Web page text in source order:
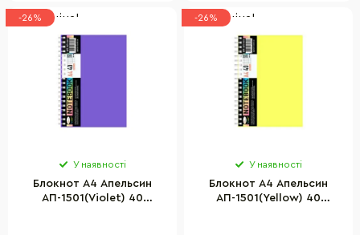
-26%
Низька ціна!
У наявності
Блокнот А4 Апельсин
АП-1501(Violet) 40
-26%
Низька ціна!
У наявності
Блокнот А4 Апельсин
АП-1501(Yellow) 40